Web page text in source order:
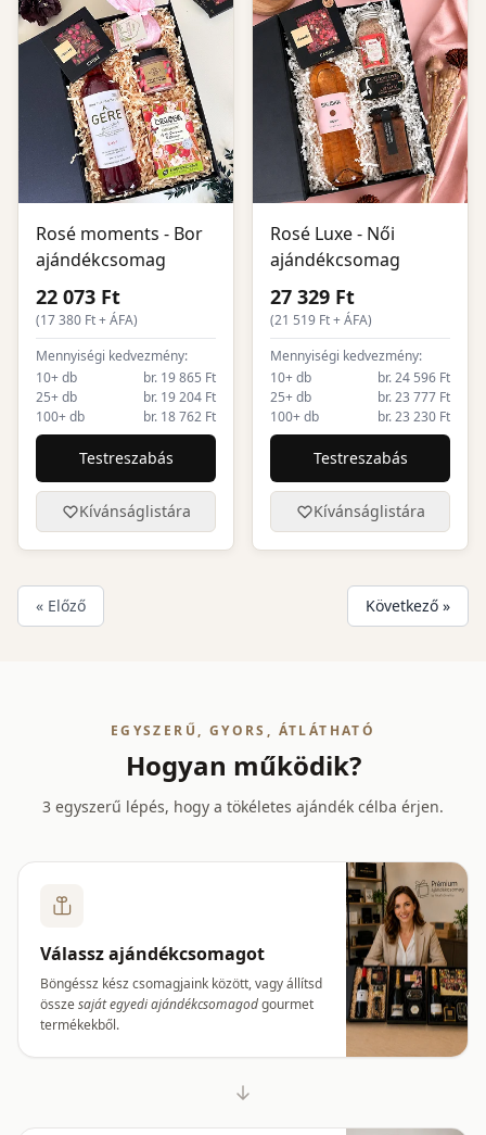
Rosé moments - Bor
ajándékcsomag
22 073 Ft
(17 380 Ft + ÁFA)
Mennyiségi kedvezmény:
10+ db
br. 19 865 Ft
25+ db
br. 19 204 Ft
100+ db
br. 18 762 Ft
Testreszabás
Kívánságlistára
Rosé Luxe - Női
ajándékcsomag
27 329 Ft
(21 519 Ft + ÁFA)
Mennyiségi kedvezmény:
10+ db
br. 24 596 Ft
25+ db
br. 23 777 Ft
100+ db
br. 23 230 Ft
Testreszabás
Kívánságlistára
« Előző Következő »
EGYSZERŰ, GYORS, ÁTLÁTHATÓ
Hogyan működik?
3 egyszerű lépés, hogy a tökéletes ajándék célba érjen.
Válassz ajándékcsomagot
Böngéssz kész csomagjaink között, vagy állítsd
összesaját egyedi ajándékcsomagodgourmet
termékekből.